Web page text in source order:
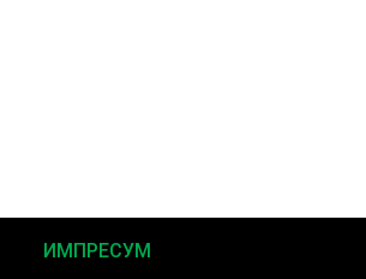
ИМПРЕСУМ